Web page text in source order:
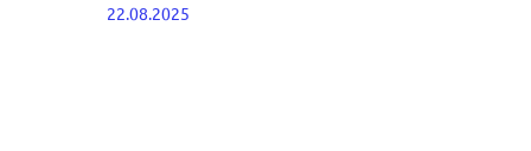
22.08.2025